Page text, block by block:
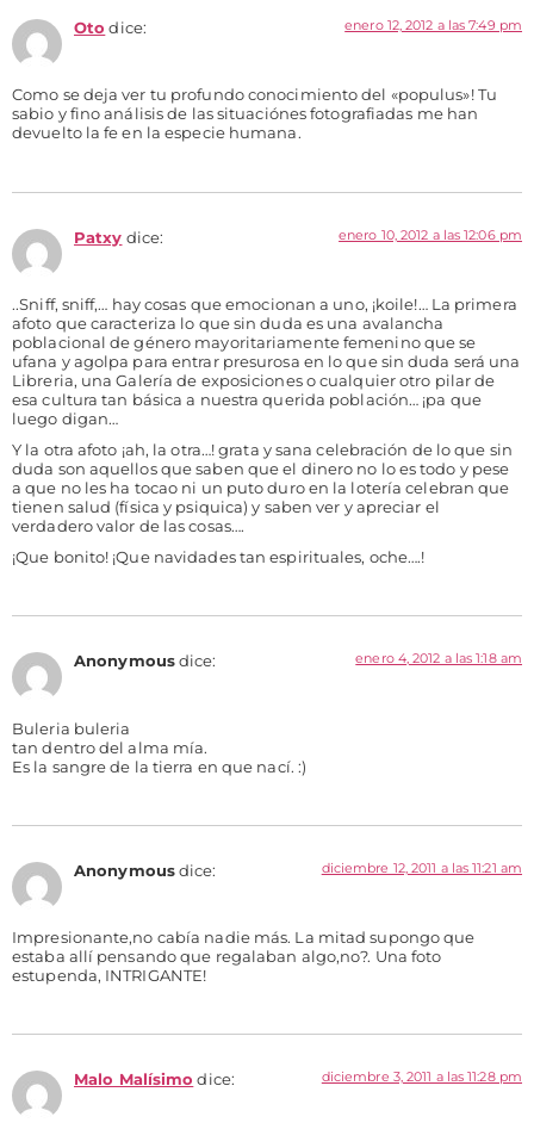
Oto dice: enero 12, 2012 a las 7:49 pm
Como se deja ver tu profundo conocimiento del «populus»! Tu
sabio y fino análisis de las situaciónes fotografiadas me han
devuelto la fe en la especie humana.
Patxy dice: enero 10, 2012 a las 12:06 pm
..Sniff, sniff,… hay cosas que emocionan a uno, ¡koile!… La primera
afoto que caracteriza lo que sin duda es una avalancha
poblacional de género mayoritariamente femenino que se
ufana y agolpa para entrar presurosa en lo que sin duda será una
Libreria, una Galería de exposiciones o cualquier otro pilar de
esa cultura tan básica a nuestra querida población… ¡pa que
luego digan…
Y la otra afoto ¡ah, la otra…! grata y sana celebración de lo que sin
duda son aquellos que saben que el dinero no lo es todo y pese
a que no les ha tocao ni un puto duro en la lotería celebran que
tienen salud (física y psiquica) y saben ver y apreciar el
verdadero valor de las cosas….
¡Que bonito! ¡Que navidades tan espirituales, oche….!
Anonymous dice: enero 4, 2012 a las 1:18 am
Buleria buleria
tan dentro del alma mía.
Es la sangre de la tierra en que nací. :)
Anonymous dice: diciembre 12, 2011 a las 11:21 am
Impresionante,no cabía nadie más. La mitad supongo que
estaba allí pensando que regalaban algo,no?. Una foto
estupenda, INTRIGANTE!
Malo Malísimo dice: diciembre 3, 2011 a las 11:28 pm